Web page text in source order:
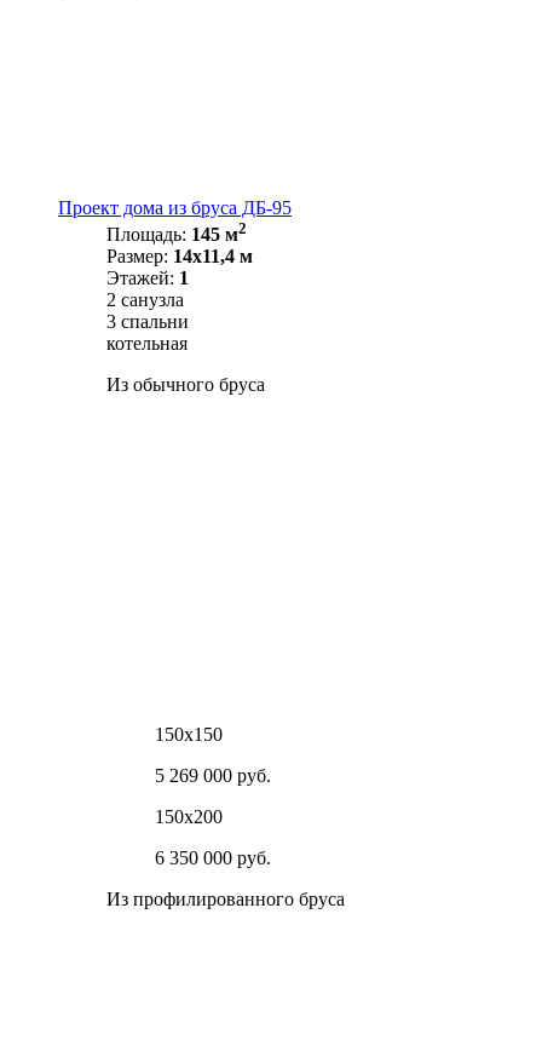
Проект дома из бруса ДБ-95
Площадь: 145 м2
Размер: 14х11,4 м
Этажей: 1
2 санузла
3 спальни
котельная
Из обычного бруса
150х150
5 269 000 руб.
150х200
6 350 000 руб.
Из профилированного бруса